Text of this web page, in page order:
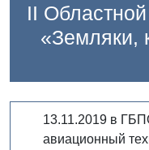
II
«Земляки,
13.11.2019 в
авиационный